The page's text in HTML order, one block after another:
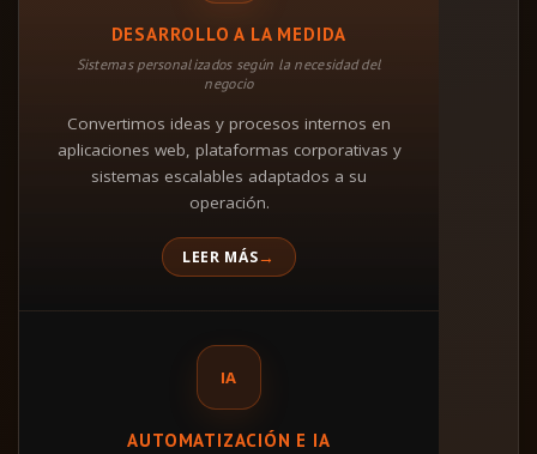
DESARROLLO A LA MEDIDA
Sistemas personalizados según la necesidad del
negocio
Convertimos ideas y procesos internos en
aplicaciones web, plataformas corporativas y
sistemas escalables adaptados a su
operación.
LEER MÁS
IA
AUTOMATIZACIÓN E IA